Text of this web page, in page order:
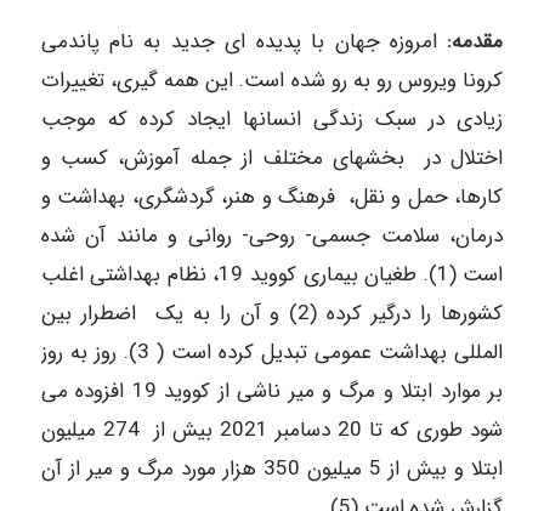
مقدمه: امروزه جهان با پدیده ای جدید به نام پاندمی
کرونا ویروس رو به رو شده است. این همه گیری، تغییرات
زیادی در سبک زندگی انسانها ایجاد کرده که موجب
اختلال در بخشهای مختلف از جمله آموزش، کسب و
کارها، حمل و نقل، فرهنگ و هنر، گردشگری، بهداشت و
درمان، سلامت جسمی- روحی- روانی و مانند آن شده
است (1). طغیان بیماری کووید 19، نظام بهداشتی اغلب
کشورها را درگیر کرده (2) و آن را به یک اضطرار بین
المللی بهداشت عمومی تبدیل کرده است ( 3). روز به روز
بر موارد ابتلا و مرگ و میر ناشی از کووید 19 افزوده می
شود طوری که تا 20 دسامبر 2021 بیش از 274 میلیون
ابتلا و بیش از 5 میلیون 350 هزار مورد مرگ و میر از آن